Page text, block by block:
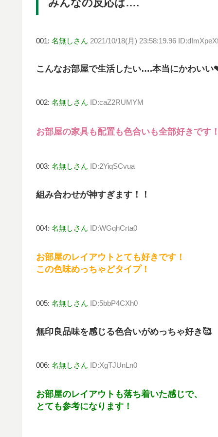
みんなの反応は….
001: 名無しさん 2021/10/18(月) 23:58:19.96
こんなお部屋で生活したい….本当にかわいい
002: 名無しさん ID:caZ2RUMYM
お部屋の家具も配置も色合いも全部好きです
003: 名無しさん ID:2YiqSCvua
組み合わせが神すぎます！！
004: 名無しさん ID:WGqhCrta0
お部屋のレイアウトとても好きです！
この色味めっちゃどタイプ！
005: 名無しさん ID:5bbP4CXh0
無印良品味を感じる色合いがめっちゃ好き🥰
006: 名無しさん ID:XgTJUnLn0
お部屋のレイアウトも落ち着いた感じで、
とても参考になります！